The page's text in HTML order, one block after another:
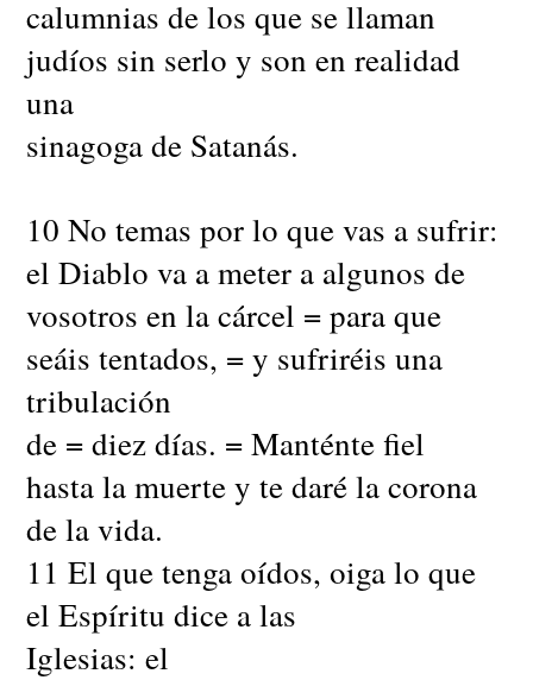
calumnias de los que se llaman
judíos sin serlo y son en realidad
una
sinagoga de Satanás.
10 No temas por lo que vas a sufrir:
el Diablo va a meter a algunos de
vosotros en la cárcel = para que
seáis tentados, = y sufriréis una
tribulación
de = diez días. = Manténte fiel
hasta la muerte y te daré la corona
de la vida.
11 El que tenga oídos, oiga lo que
el Espíritu dice a las
Iglesias: el